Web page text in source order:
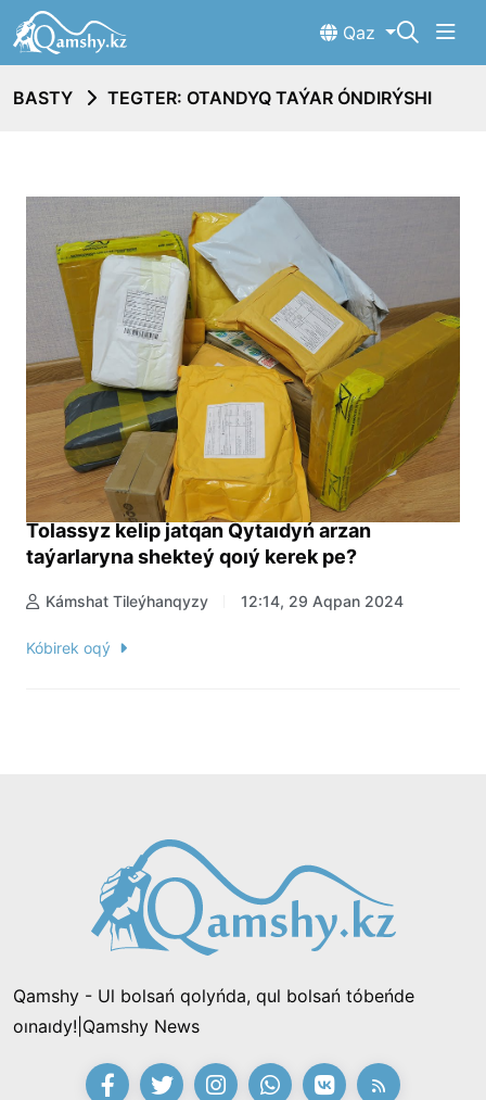
Qaz
BASTY TEGTER: OTANDYQ TAÝAR ÓNDIRÝSHI
Tolassyz kelip jatqan Qytaıdyń arzan
taýarlaryna shekteý qoıý kerek pe?
Kámshat Tileýhanqyzy 12:14, 29 Aqpan 2024
Kóbirek oqý
Qamshy - Ul bolsań qolyńda, qul bolsań tóbeńde
oınaıdy!|Qamshy News